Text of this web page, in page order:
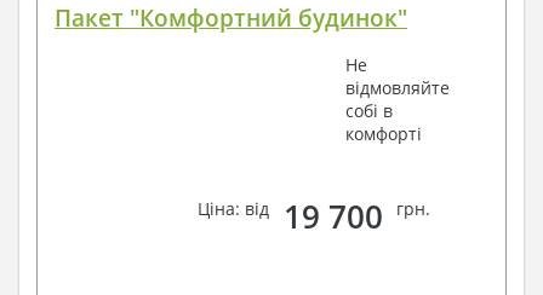
Пакет "Комфортний будинок"
Не
відмовляйте
собі в
комфорті
Ціна: від 19 700 грн.